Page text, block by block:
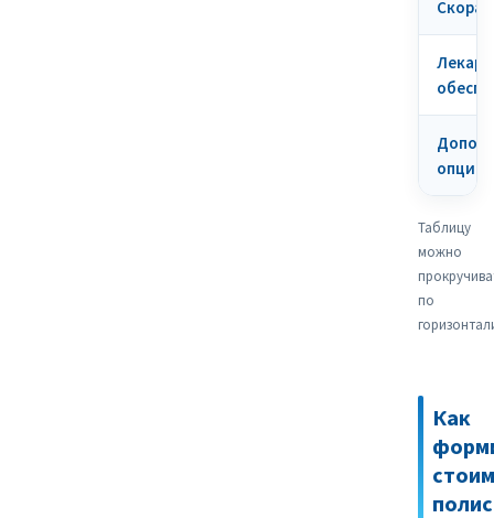
опции
Таблицу
можно
по
Как